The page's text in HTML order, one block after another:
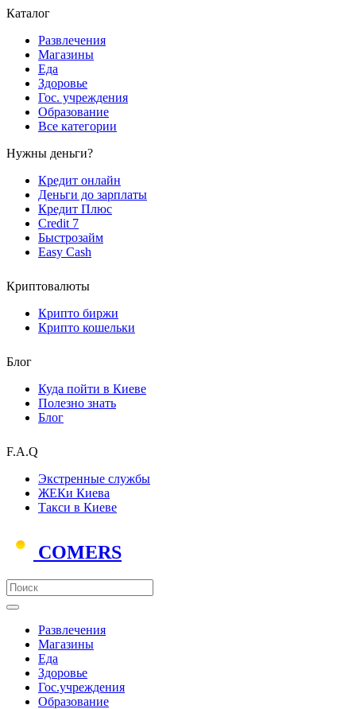
Каталог
Развлечения
Магазины
Еда
Здоровье
Гос. учреждения
Образование
Все категории
Нужны деньги?
Кредит онлайн
Деньги до зарплаты
Кредит Плюс
Credit 7
Быстрозайм
Easy Cash
Криптовалюты
Крипто биржи
Крипто кошельки
Блог
Куда пойти в Киеве
Полезно знать
Блог
F.A.Q
Экстренные службы
ЖЕКи Киева
Такси в Киеве
COMERS
Развлечения
Магазины
Еда
Здоровье
Гос.учреждения
Образование